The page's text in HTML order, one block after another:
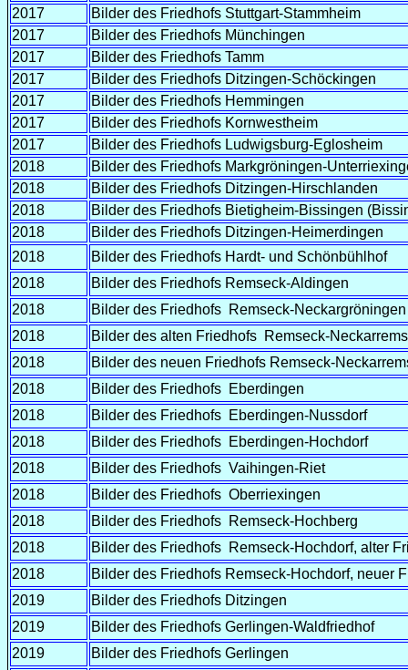
2017
Bilder des Friedhofs Stuttgart-Stammheim
2017
Bilder des Friedhofs Münchingen
2017
Bilder des Friedhofs Tamm
2017
Bilder des Friedhofs Ditzingen-Schöckingen
2017
Bilder des Friedhofs Hemmingen
2017
Bilder des Friedhofs Kornwestheim
2017
Bilder des Friedhofs Ludwigsburg-Eglosheim
2018
Bilder des Friedhofs Markgröningen-
2018
Bilder des Friedhofs Ditzingen-Hirschlanden
2018
Bilder des Friedhofs Bietigheim-Bissingen
2018
Bilder des Friedhofs Ditzingen-Heimerdingen
2018
Bilder des Friedhofs Hardt- und Schönbühlhof
2018
Bilder des Friedhofs Remseck-Aldingen
2018
Bilder des Friedhofs Remseck-Neckargröningen
2018
Bilder des alten Friedhofs Remseck-Neckarrems
2018
Bilder des neuen Friedhofs Remseck-
2018
Bilder des Friedhofs Eberdingen
2018
Bilder des Friedhofs Eberdingen-Nussdorf
2018
Bilder des Friedhofs Eberdingen-Hochdorf
2018
Bilder des Friedhofs Vaihingen-Riet
2018
Bilder des Friedhofs Oberriexingen
2018
Bilder des Friedhofs Remseck-Hochberg
2018
Bilder des Friedhofs Remseck-Hochdorf, alter
2018
Bilder des Friedhofs Remseck-Hochdorf, neuer
2019
Bilder des Friedhofs Ditzingen
2019
Bilder des Friedhofs Gerlingen-Waldfriedhof
2019
Bilder des Friedhofs Gerlingen